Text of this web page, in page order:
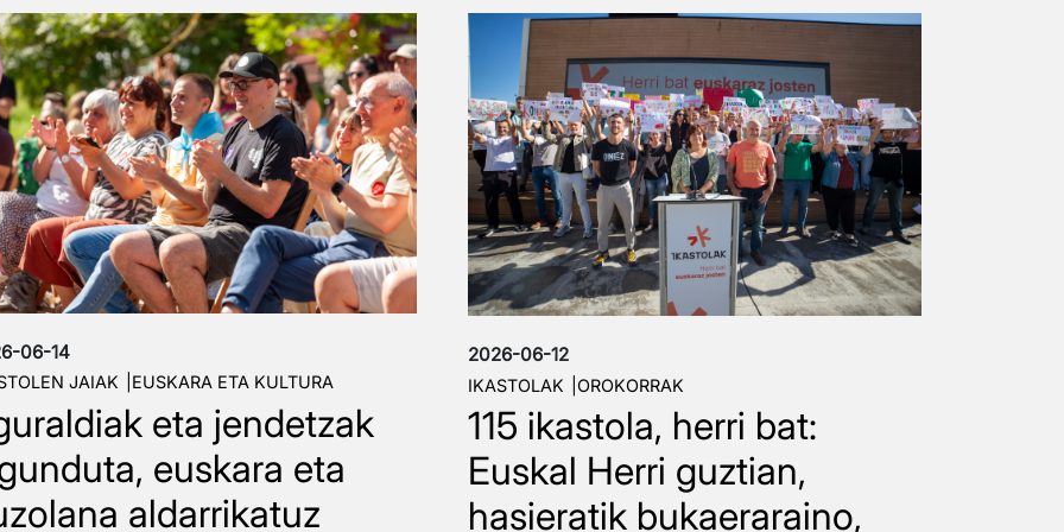
06-14
JAIAK EUSKARA ETA KULTURA
eta jendetzak
euskara eta
aldarrikatuz
Irudia
2026-06-12
IKASTOLAK OROKORRAK
115 ikastola, herri bat:
Euskal Herri guztian,
hasieratik bukaeraraino,